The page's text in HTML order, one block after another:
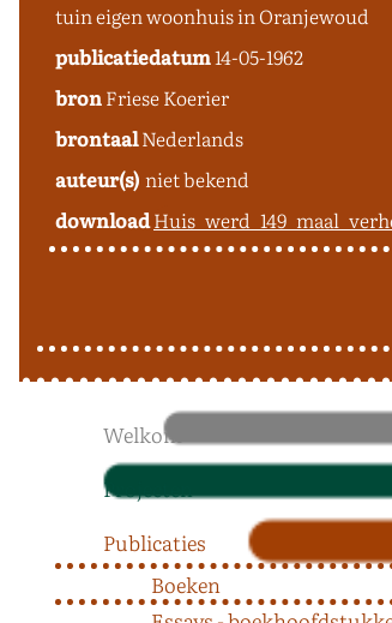
Welkom
Projecten
Publicaties
Boeken
tuin eigen woonhuis in Oranjewoud
publicatiedatum14-05-1962
bronFriese Koerier
brontaalNederlands
auteur(s) niet bekend
download